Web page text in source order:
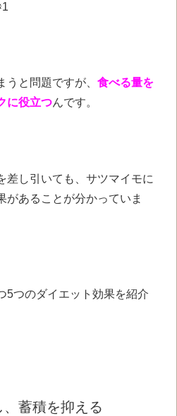
うと問題ですが、 食べる量を
に役立つんです。
差し引いても、サツマイモに
があることが分かっていま
5つのダイエット効果を紹介
蓄積を抑える